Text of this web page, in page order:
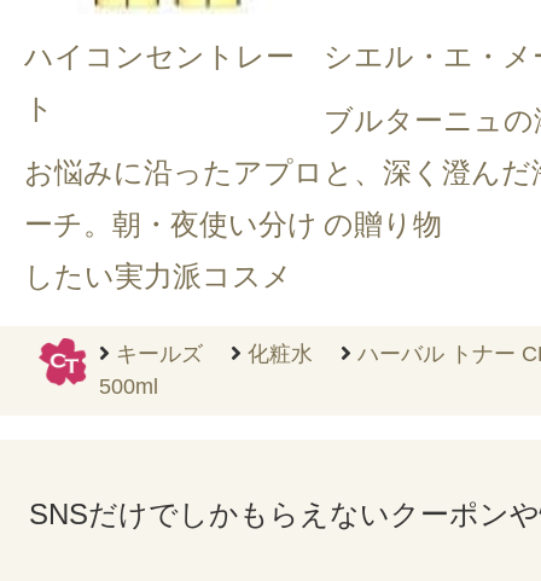
ハイコンセントレー
ト
お悩みに沿ったアプロ
ーチ。朝・夜使い分け
したい実力派コスメ
シエル・エ・メ
ブルターニュの
と、深く澄んだ
の贈り物
キールズ 化粧水
ハーバル トナー
500ml
SNSだけでしかもらえないクーポン